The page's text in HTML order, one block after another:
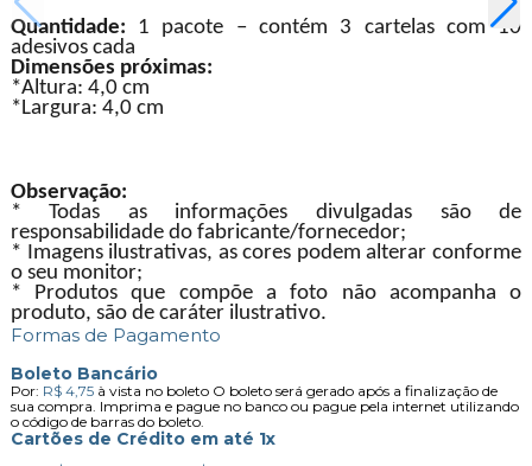
Quantidade: 1 pacote – contém 3 cartelas com 10
adesivos cada
Dimensões próximas:
*Altura: 4,0 cm
*Largura: 4,0 cm
Observação:
* Todas as informações divulgadas são de
responsabilidade do fabricante/fornecedor;
* Imagens ilustrativas, as cores podem alterar conforme
o seu monitor;
* Produtos que compõe a foto não acompanha o
produto, são de caráter ilustrativo.
Formas de Pagamento
Boleto Bancário
Por: R$ 4,75 à vista no boleto O boleto será gerado após a finalização de
sua compra. Imprima e pague no banco ou pague pela internet utilizando
o código de barras do boleto.
Cartões de Crédito em até 1x